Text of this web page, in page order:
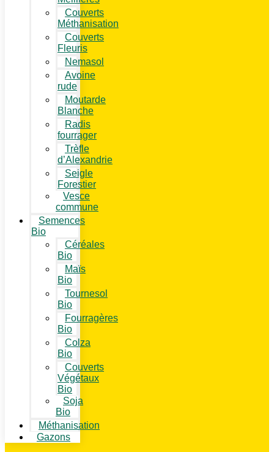
Couverts
Méthanisation
Couverts
Fleuris
Nemasol
Avoine
rude
Moutarde
Blanche
Radis
fourrager
Trèfle
d’Alexandrie
Seigle
Forestier
Vesce
commune
Semences
Bio
Céréales
Bio
Maïs
Bio
Tournesol
Bio
Fourragères
Bio
Colza
Bio
Couverts
Végétaux
Bio
Soja
Bio
Méthanisation
Gazons